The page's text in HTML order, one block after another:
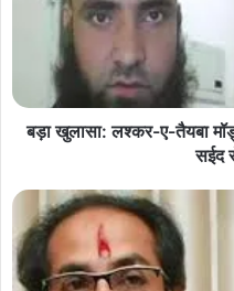
बड़ा खुलासा: लश्कर-ए-तैयबा
सईद